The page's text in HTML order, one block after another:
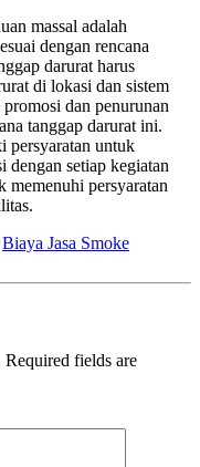
massal adalah
dengan rencana
darurat harus
di lokasi dan sistem
dan penurunan
tanggap darurat ini.
persyaratan untuk
dengan setiap kegiatan
memenuhi persyaratan
Biaya Jasa Smoke
Required fields are